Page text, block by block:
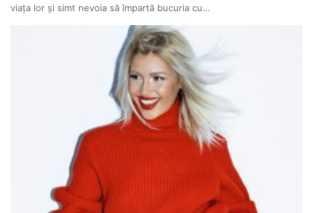
viața lor și simt nevoia să împartă bucuria cu…